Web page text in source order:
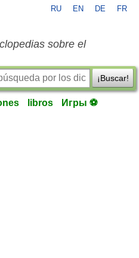
RU EN DE FR
sobre el
¡Buscar!
libros Игры ⚽